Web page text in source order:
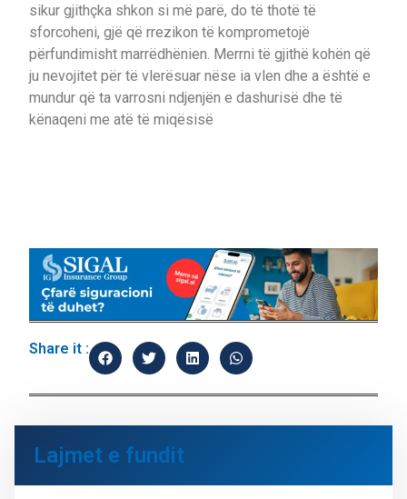
sikur gjithçka shkon si më parë, do të thotë të
sforcoheni, gjë që rrezikon të komprometojë
përfundimisht marrëdhënien. Merrni të gjithë kohën që
ju nevojitet për të vlerësuar nëse ia vlen dhe a është e
mundur që ta varrosni ndjenjën e dashurisë dhe të
kënaqeni me atë të miqësisë
Share it :
Lajmet e fundit